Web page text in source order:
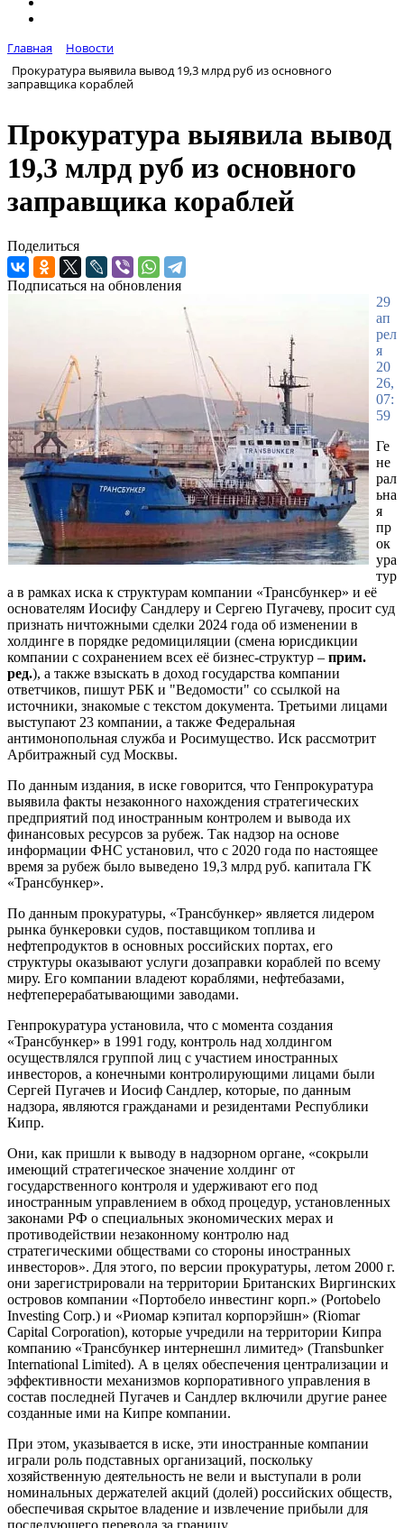
Главная
Новости
Прокуратура выявила вывод 19,3 млрд руб из основного
заправщика кораблей
Прокуратура выявила вывод
19,3 млрд руб из основного
заправщика кораблей
Поделиться
Подписаться на обновления
29
ап
рел
я
20
26,
07:
59
Ге
не
рал
ьна
я
пр
ок
ура
тур
а в рамках иска к структурам компании «Трансбункер» и её
основателям Иосифу Сандлеру и Сергею Пугачеву, просит суд
признать ничтожными сделки 2024 года об изменении в
холдинге в порядке редомициляции (смена юрисдикции
компании с сохранением всех её бизнес-структур – прим.
ред.), а также взыскать в доход государства компании
ответчиков, пишут РБК и "Ведомости" со ссылкой на
источники, знакомые с текстом документа. Третьими лицами
выступают 23 компании, а также Федеральная
антимонопольная служба и Росимущество. Иск рассмотрит
Арбитражный суд Москвы.
По данным издания, в иске говорится, что Генпрокуратура
выявила факты незаконного нахождения стратегических
предприятий под иностранным контролем и вывода их
финансовых ресурсов за рубеж. Так надзор на основе
информации ФНС установил, что с 2020 года по настоящее
время за рубеж было выведено 19,3 млрд руб. капитала ГК
«Трансбункер».
По данным прокуратуры, «Трансбункер» является лидером
рынка бункеровки судов, поставщиком топлива и
нефтепродуктов в основных российских портах, его
структуры оказывают услуги дозаправки кораблей по всему
миру. Его компании владеют кораблями, нефтебазами,
нефтеперерабатывающими заводами.
Генпрокуратура установила, что с момента создания
«Трансбункер» в 1991 году, контроль над холдингом
осуществлялся группой лиц с участием иностранных
инвесторов, а конечными контролирующими лицами были
Сергей Пугачев и Иосиф Сандлер, которые, по данным
надзора, являются гражданами и резидентами Республики
Кипр.
Они, как пришли к выводу в надзорном органе, «сокрыли
имеющий стратегическое значение холдинг от
государственного контроля и удерживают его под
иностранным управлением в обход процедур, установленных
законами РФ о специальных экономических мерах и
противодействии незаконному контролю над
стратегическими обществами со стороны иностранных
инвесторов». Для этого, по версии прокуратуры, летом 2000 г.
они зарегистрировали на территории Британских Виргинских
островов компании «Портобело инвестинг корп.» (Portobelo
Investing Corp.) и «Риомар кэпитал корпорэйшн» (Riomar
Capital Corporation), которые учредили на территории Кипра
компанию «Трансбункер интернешнл лимитед» (Transbunker
International Limited). А в целях обеспечения централизации и
эффективности механизмов корпоративного управления в
состав последней Пугачев и Сандлер включили другие ранее
созданные ими на Кипре компании.
При этом, указывается в иске, эти иностранные компании
играли роль подставных организаций, поскольку
хозяйственную деятельность не вели и выступали в роли
номинальных держателей акций (долей) российских обществ,
обеспечивая скрытое владение и извлечение прибыли для
последующего перевода за границу.